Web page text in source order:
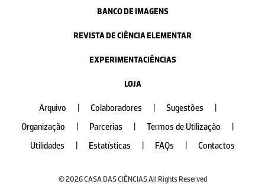
BANCO DE IMAGENS
REVISTA DE CIÊNCIA ELEMENTAR
EXPERIMENTACIÊNCIAS
LOJA
Arquivo Colaboradores Sugestões
Organização
Parcerias Termos de Utilização
Utilidades
Estatísticas FAQs Contactos
© 2026 CASA DAS CIÊNCIAS All Rights Reserved